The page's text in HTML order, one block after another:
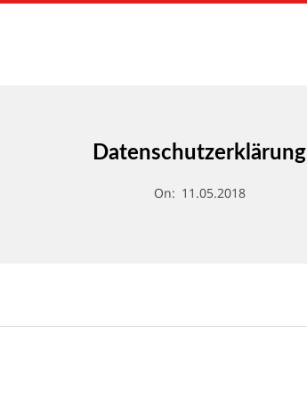
Datenschutzerklärung
On: 11.05.2018